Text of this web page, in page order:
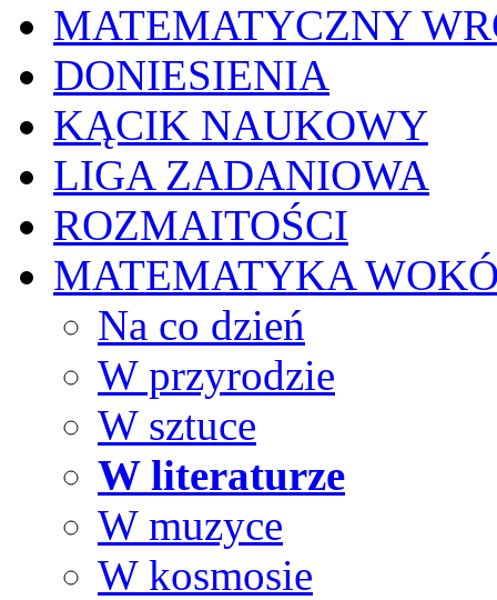
MATEMATYCZNY
DONIESIENIA
KĄCIK NAUKOWY
LIGA ZADANIOWA
ROZMAITOŚCI
MATEMATYKA
Na co dzień
W przyrodzie
W sztuce
W literaturze
W muzyce
W kosmosie